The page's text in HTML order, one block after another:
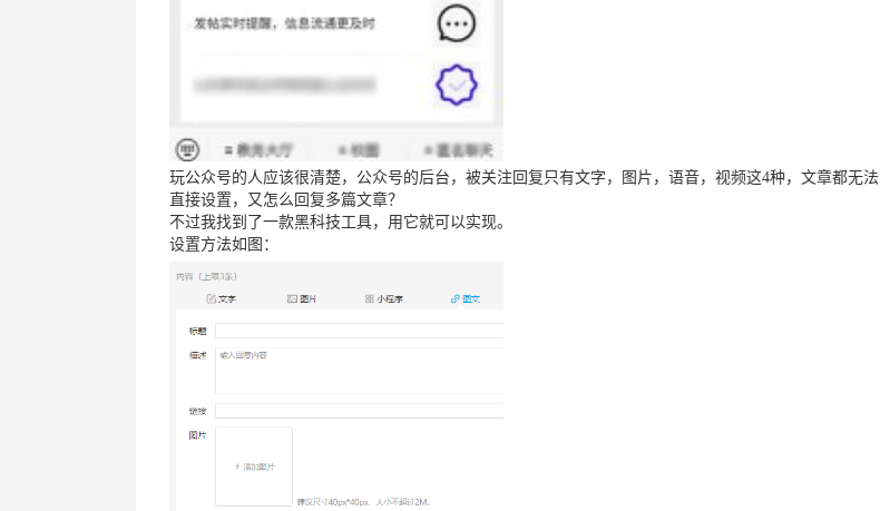
玩公众号的人应该很清楚，公众号的后台，被关注回复只有文字，图片，语音，视频这4种，文章都无法
直接设置，又怎么回复多篇文章？
不过我找到了一款黑科技工具，用它就可以实现。
设置方法如图：